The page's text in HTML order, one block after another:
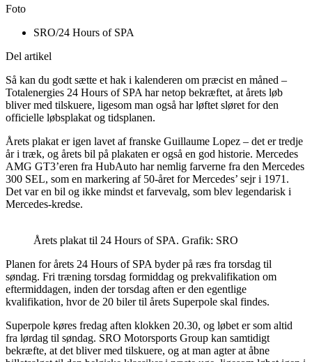
Foto
SRO/24 Hours of SPA
Del artikel
Så kan du godt sætte et hak i kalenderen om præcist en måned –
Totalenergies 24 Hours of SPA har netop bekræftet, at årets løb
bliver med tilskuere, ligesom man også har løftet sløret for den
officielle løbsplakat og tidsplanen.
Årets plakat er igen lavet af franske Guillaume Lopez – det er tredje
år i træk, og årets bil på plakaten er også en god historie. Mercedes
AMG GT3’eren fra HubAuto har nemlig farverne fra den Mercedes
300 SEL, som en markering af 50-året for Mercedes’ sejr i 1971.
Det var en bil og ikke mindst et farvevalg, som blev legendarisk i
Mercedes-kredse.
Årets plakat til 24 Hours of SPA. Grafik: SRO
Planen for årets 24 Hours of SPA byder på ræs fra torsdag til
søndag. Fri træning torsdag formiddag og prekvalifikation om
eftermiddagen, inden der torsdag aften er den egentlige
kvalifikation, hvor de 20 biler til årets Superpole skal findes.
Superpole køres fredag aften klokken 20.30, og løbet er som altid
fra lørdag til søndag. SRO Motorsports Group kan samtidigt
bekræfte, at det bliver med tilskuere, og at man agter at åbne